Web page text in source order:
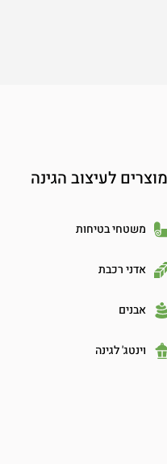
לעיצוב הגינה
משטחי בטיחות
אדני רכבת
אבנים
וינטג' לגינה